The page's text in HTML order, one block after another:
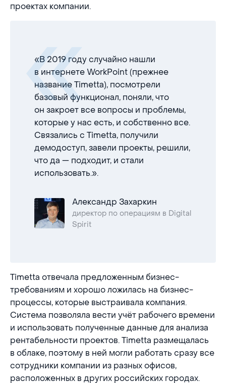
проектах компании.
«В 2019 году случайно нашли
в интернете WorkPoint (прежнее
название Timetta), посмотрели
базовый функционал, поняли, что
он закроет все вопросы и проблемы,
которые у нас есть, и собственно все.
Связались с Timetta, получили
демодоступ, завели проекты, решили,
что да — подходит, и стали
использовать.».
Александр Захаркин
директор по операциям в Digital
Spirit
Timetta отвечала предложенным бизнес-
требованиям и хорошо ложилась на бизнес-
процессы, которые выстраивала компания.
Система позволяла вести учёт рабочего времени
и использовать полученные данные для анализа
рентабельности проектов. Timetta размещалась
в облаке, поэтому в ней могли работать сразу все
сотрудники компании из разных офисов,
расположенных в других российских городах.